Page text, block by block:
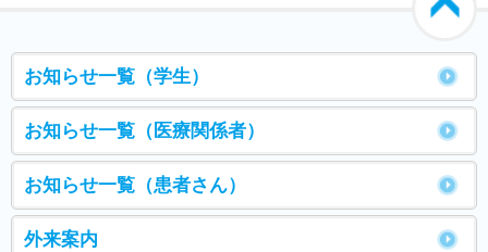
お知らせ一覧（学生）
お知らせ一覧（医療関係者）
お知らせ一覧（患者さん）
外来案内